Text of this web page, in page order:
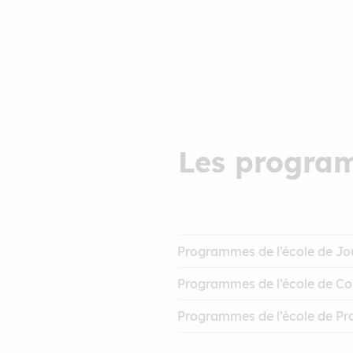
Les
Programmes de l’école de
Mastère Pro Journalisme*
Formation Animation et
Validation des Acquis de
Programmes de l’école de
Mastère Pro
Programmes de l’école de